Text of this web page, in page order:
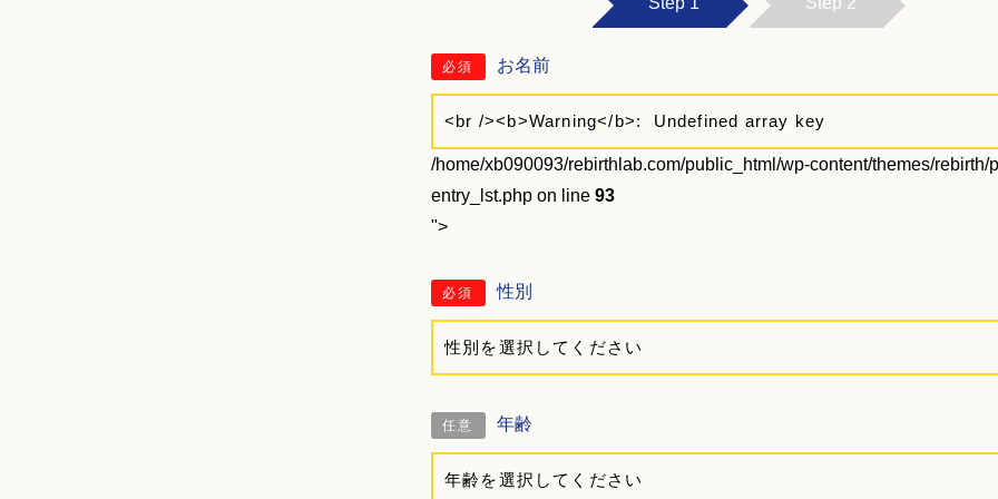
必須 お名前
/home/xb090093/rebirthlab.com/public_html/wp-content/themes/rebirth/
entry_lst.php on line 93
">
必須 性別
任意 年齢